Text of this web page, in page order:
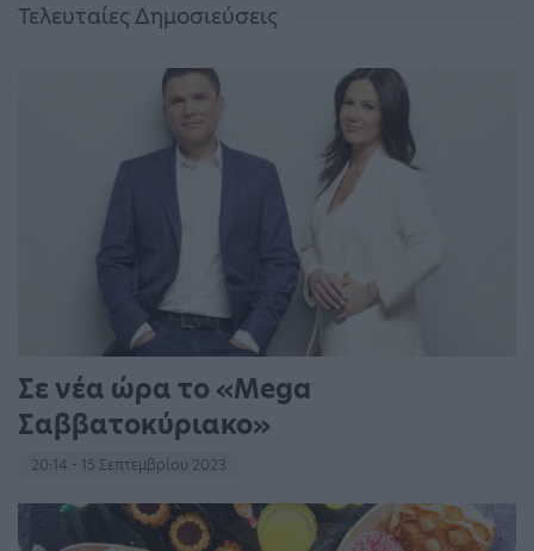
Τελευταίες Δημοσιεύσεις
Σε νέα ώρα το «Mega
Σαββατοκύριακο»
20:14 - 15 Σεπτεμβρίου 2023